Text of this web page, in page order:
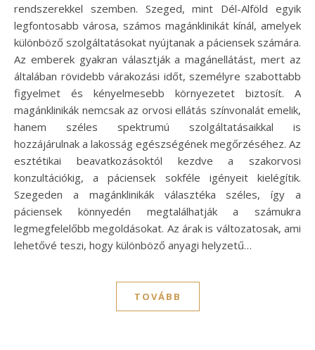
rendszerekkel szemben. Szeged, mint Dél-Alföld egyik
legfontosabb városa, számos magánklinikát kínál, amelyek
különböző szolgáltatásokat nyújtanak a páciensek számára.
Az emberek gyakran választják a magánellátást, mert az
általában rövidebb várakozási időt, személyre szabottabb
figyelmet és kényelmesebb környezetet biztosít. A
magánklinikák nemcsak az orvosi ellátás színvonalát emelik,
hanem széles spektrumú szolgáltatásaikkal is
hozzájárulnak a lakosság egészségének megőrzéséhez. Az
esztétikai beavatkozásoktól kezdve a szakorvosi
konzultációkig, a páciensek sokféle igényeit kielégítik.
Szegeden a magánklinikák választéka széles, így a
páciensek könnyedén megtalálhatják a számukra
legmegfelelőbb megoldásokat. Az árak is változatosak, ami
lehetővé teszi, hogy különböző anyagi helyzetű…
TOVÁBB